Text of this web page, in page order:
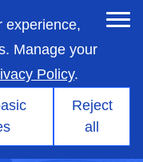
experience,
Manage your
Policy.
Reject
all
用プレチ
ムの開発